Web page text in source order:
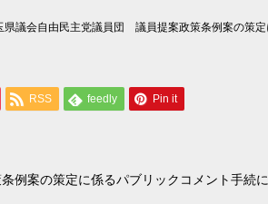
県議会自由民主党議員団 議員提案政策条例案の策
RSS feedly Pin it
例案の策定に係るパブリックコメント手続